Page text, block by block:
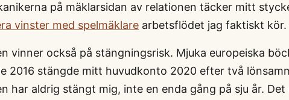
på mäklarsidan av relationen täcker mitt
vinster med spelmäklare arbetsflödet jag faktiskt kör.
vinner också på stängningsrisk. Mjuka europeiska
2016 stängde mitt huvudkonto 2020 efter två
har aldrig stängt mig, inte en enda gång på sju år.